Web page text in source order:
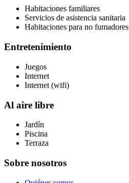
Habitaciones familiares
Servicios de asistencia sanitaria
Habitaciones para no fumadores
Entretenimiento
Juegos
Internet
Internet (wifi)
Al aire libre
Jardín
Piscina
Terraza
Sobre nosotros